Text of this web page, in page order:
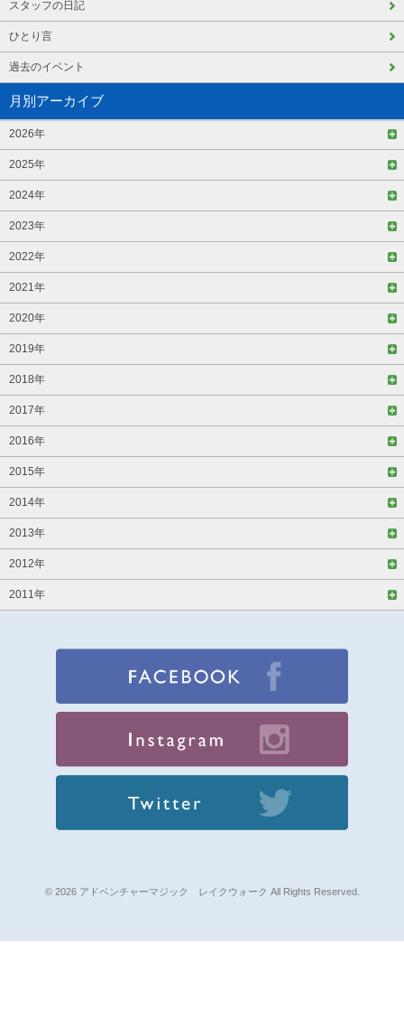
スタッフの日記
ひとり言
過去のイベント
月別アーカイブ
2026年
2025年
2024年
2023年
2022年
2021年
2020年
2019年
2018年
2017年
2016年
2015年
2014年
2013年
2012年
2011年
© 2026 アドベンチャーマジック レイクウォーク All Rights Reserved.